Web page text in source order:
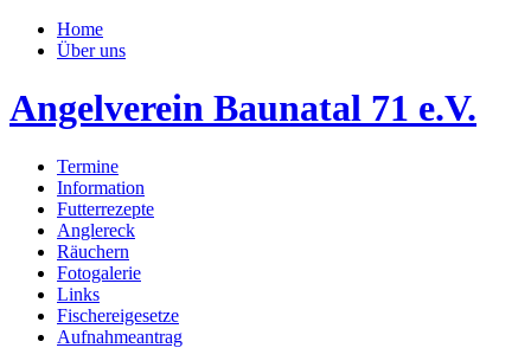
Home
Über uns
Angelverein Baunatal 71 e.V.
Termine
Information
Futterrezepte
Anglereck
Räuchern
Fotogalerie
Links
Fischereigesetze
Aufnahmeantrag